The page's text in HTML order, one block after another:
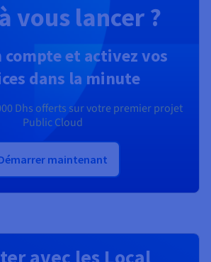
vous lancer ?
compte et activez vos
dans la minute
Dhs offerts sur votre premier projet
Public Cloud
maintenant
avec les Local